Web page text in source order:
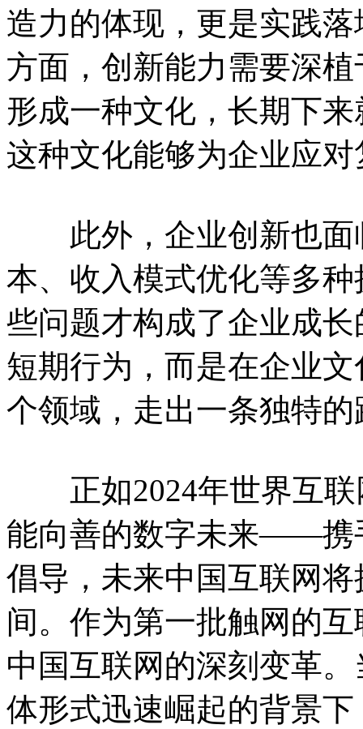
造力的体现，更是实践
方面，创新能力需要深
形成一种文化，长期下
这种文化能够为企业应
此外，企业创新也面
本、收入模式优化等多
些问题才构成了企业成
短期行为，而是在企业
个领域，走出一条独特的
正如2024年世界互联
能向善的数字未来——携
倡导，未来中国互联网
间。作为第一批触网的
中国互联网的深刻变革
体形式迅速崛起的背景